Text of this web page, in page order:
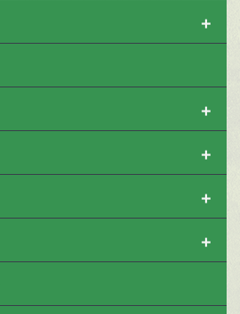
+
+
+
+
+